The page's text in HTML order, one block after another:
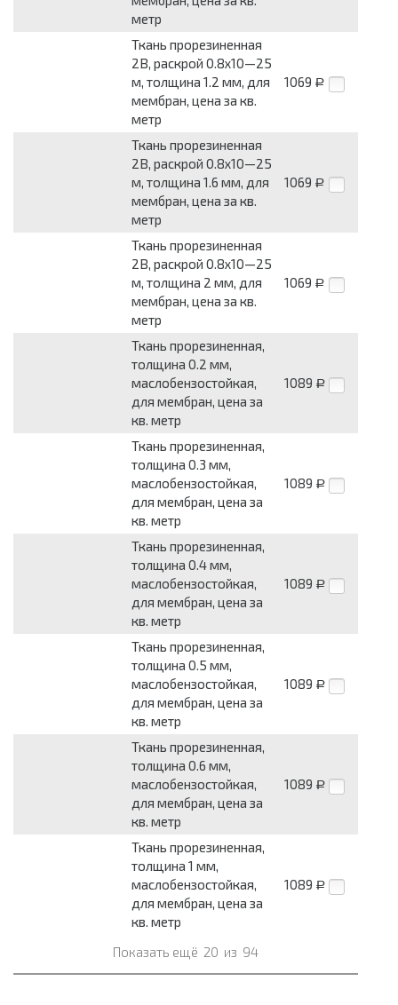
метр
Ткань прорезиненная
2В, раскрой 0.8x10—25
м, толщина 1.2 мм, для
мембран, цена за кв.
метр
1069 Р
Ткань прорезиненная
2В, раскрой 0.8x10—25
м, толщина 1.6 мм, для
мембран, цена за кв.
метр
1069 Р
Ткань прорезиненная
2В, раскрой 0.8x10—25
м, толщина 2 мм, для
мембран, цена за кв.
метр
1069 Р
Ткань прорезиненная,
толщина 0.2 мм,
маслобензостойкая,
для мембран, цена за
кв. метр
1089 Р
Ткань прорезиненная,
толщина 0.3 мм,
маслобензостойкая,
для мембран, цена за
кв. метр
1089 Р
Ткань прорезиненная,
толщина 0.4 мм,
маслобензостойкая,
для мембран, цена за
кв. метр
1089 Р
Ткань прорезиненная,
толщина 0.5 мм,
маслобензостойкая,
для мембран, цена за
кв. метр
1089 Р
Ткань прорезиненная,
толщина 0.6 мм,
маслобензостойкая,
для мембран, цена за
кв. метр
1089 Р
Ткань прорезиненная,
толщина 1 мм,
маслобензостойкая,
для мембран, цена за
кв. метр
1089 Р
Показать ещё 20 из 94